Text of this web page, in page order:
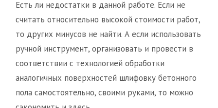
Есть ли недостатки в данной работе. Если не
считать относительно высокой стоимости работ,
то других минусов не найти. А если использовать
ручной инструмент, организовать и провести в
соответствии с технологией обработки
аналогичных поверхностей шлифовку бетонного
пола самостоятельно, своими руками, то можно